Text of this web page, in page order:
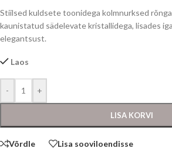
Stiilsed kuldsete toonidega kolmnurksed
kaunistatud sädelevate kristallidega, lisades
elegantsust.
Laos
- +
LISA KORVI
Võrdle Lisa sooviloendisse